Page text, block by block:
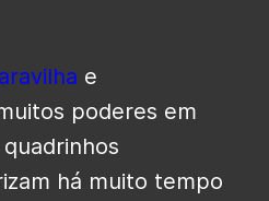
e
poderes em
há muito tempo